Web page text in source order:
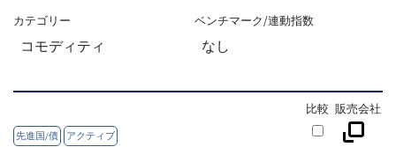
カテゴリー
コモディティ
ベンチマーク/連動指数
なし
先進国/債 アクティブ
比較 販売会社